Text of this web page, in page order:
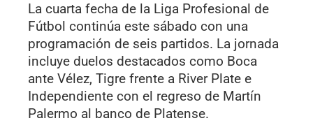
La cuarta fecha de la Liga Profesional de
Fútbol continúa este sábado con una
programación de seis partidos. La jornada
incluye duelos destacados como Boca
ante Vélez, Tigre frente a River Plate e
Independiente con el regreso de Martín
Palermo al banco de Platense.